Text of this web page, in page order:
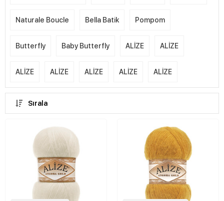
Naturale Boucle Bella Batik Pompom
Butterfly Baby Butterfly ALİZE ALİZE
ALİZE ALİZE ALİZE ALİZE ALİZE
Sırala